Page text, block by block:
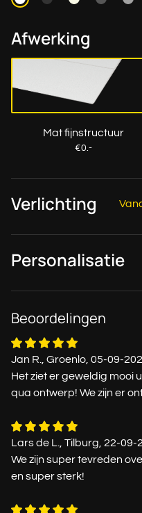
Afwerking
Mat fijnstructuur
€0.-
Verlichting
Personalisatie
Beoordelingen
Jan R., Groenlo, 05-09-
Het ziet er geweldig mooi
qua ontwerp! We zijn er
Lars de L., Tilburg, 22-09-
We zijn super tevreden
en super sterk!